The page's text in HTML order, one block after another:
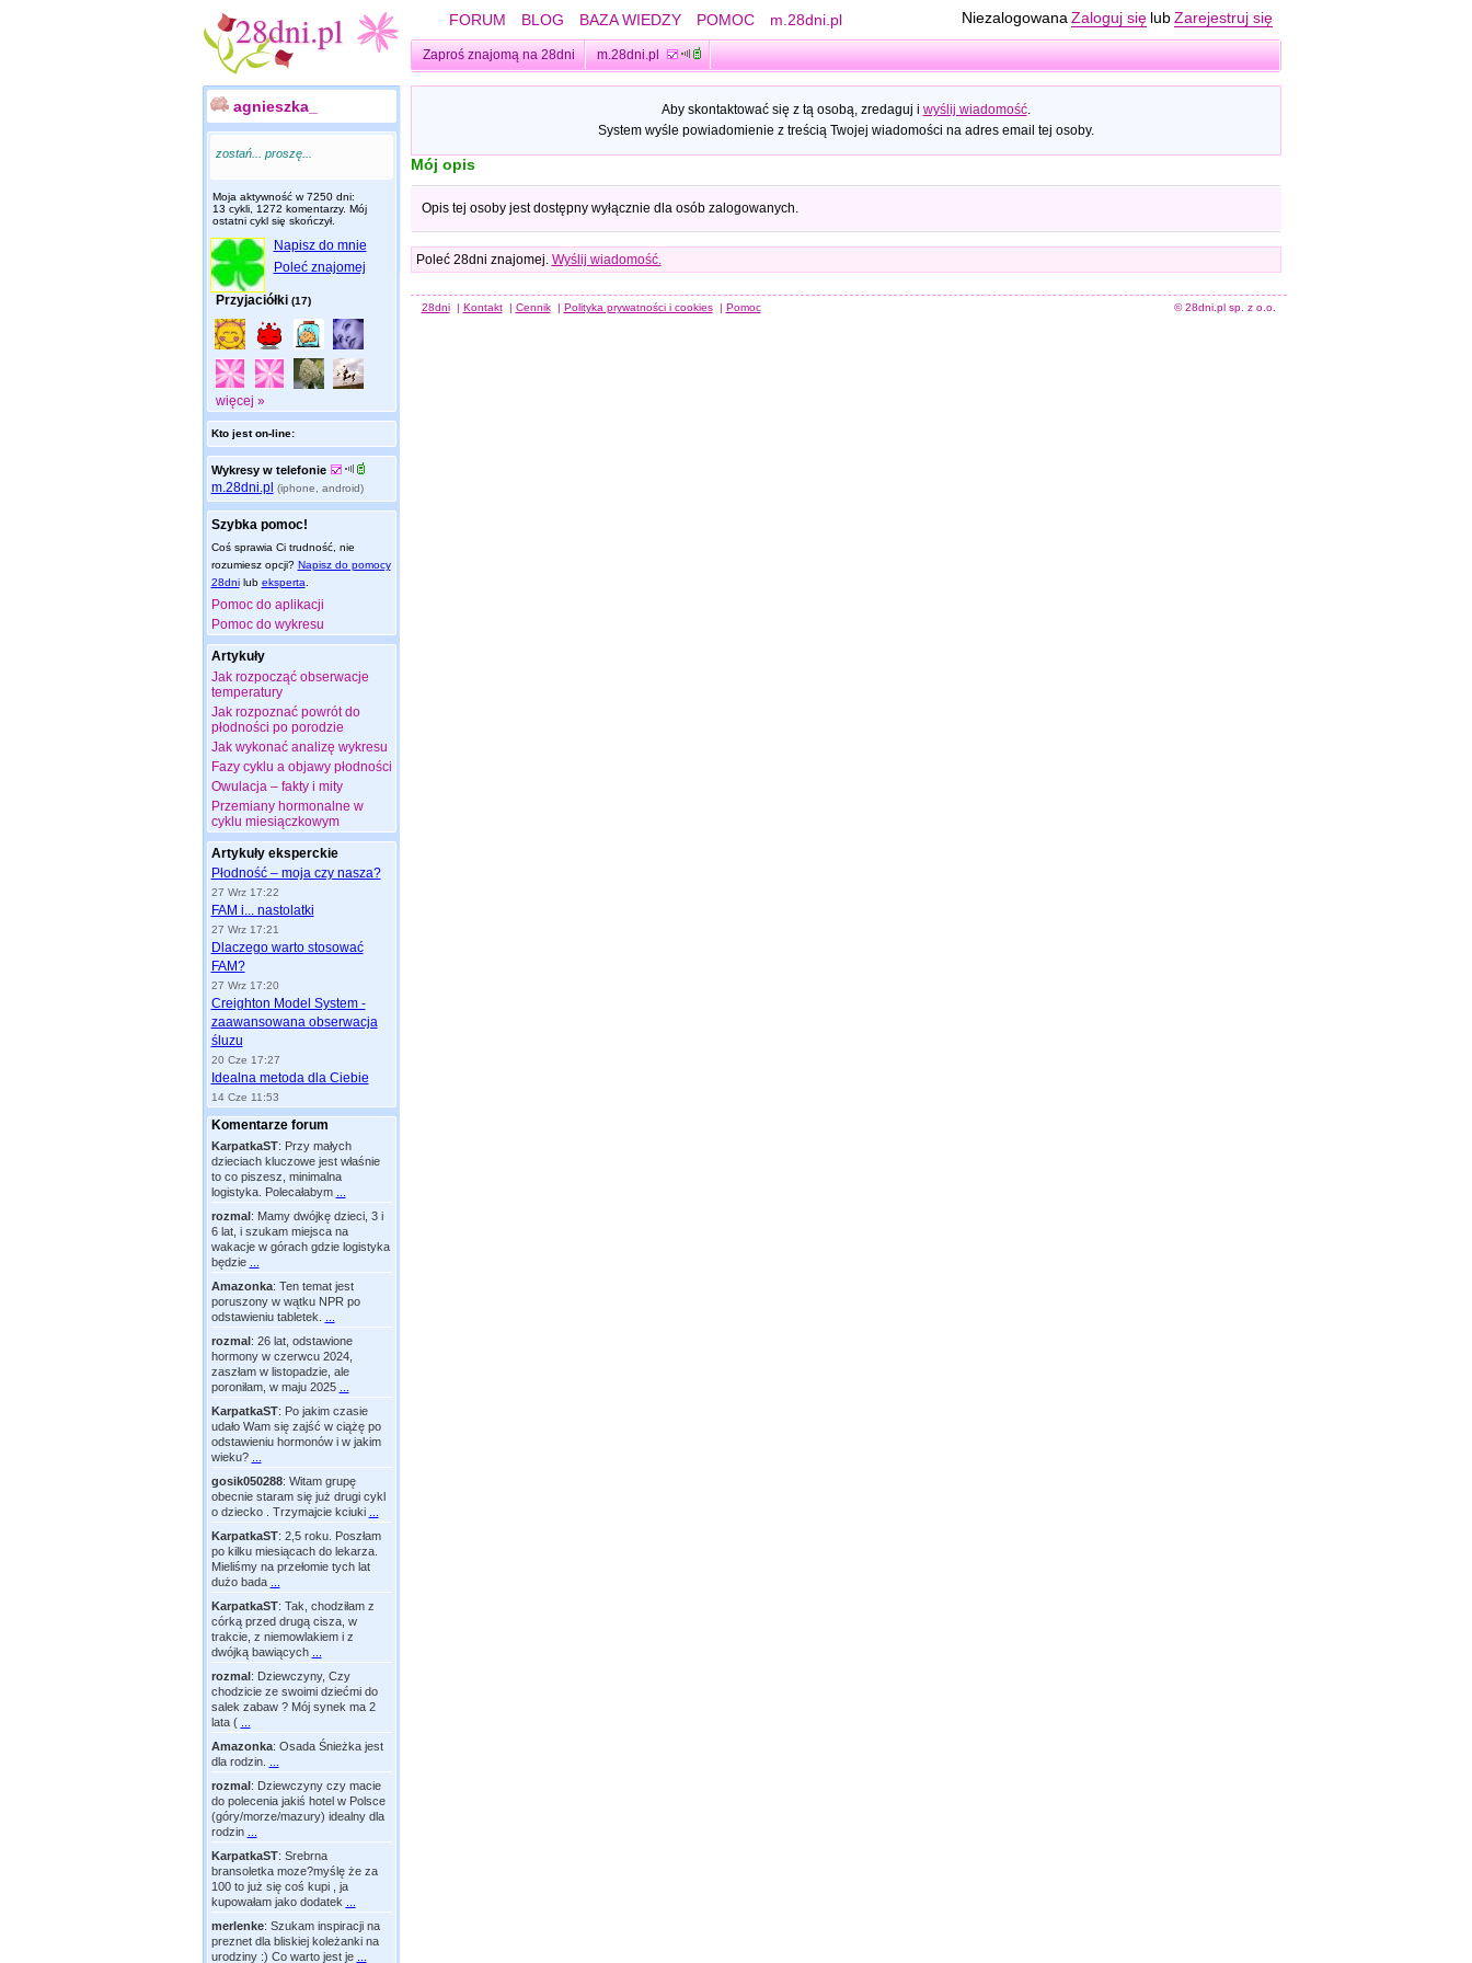
FORUM BLOG BAZA WIEDZY POMOC m.28dni.pl Niezalogowana Zaloguj się lub Zarejestruj się
Zaproś znajomą na 28dni m.28dni.pl
agnieszka_
zostań... proszę...
Moja aktywność w 7250 dni:
13 cykli, 1272 komentarzy. Mój
ostatni cykl się skończył.
Napisz do mnie
Poleć znajomej
Przyjaciółki (17)
więcej »
Kto jest on-line:
Wykresy w telefonie
m.28dni.pl (iphone, android)
Szybka pomoc!
Coś sprawia Ci trudność, nie
rozumiesz opcji? Napisz do pomocy
28dnilub eksperta
Pomoc do aplikacji
Pomoc do wykresu
Artykuły
Jak rozpocząć obserwacje
temperatury
Jak rozpoznać powrót do
płodności po porodzie
Jak wykonać analizę wykresu
Fazy cyklu a objawy płodności
Owulacja – fakty i mity
Przemiany hormonalne w
cyklu miesiączkowym
Artykuły eksperckie
Płodność – moja czy nasza?
27 Wrz 17:22
FAM i... nastolatki
27 Wrz 17:21
Dlaczego warto stosować
FAM?
27 Wrz 17:20
Creighton Model System -
zaawansowana obserwacja
śluzu
20 Cze 17:27
Idealna metoda dla Ciebie
14 Cze 11:53
Komentarze forum
KarpatkaST: Przy małych
dzieciach kluczowe jest właśnie
to co piszesz, minimalna
logistyka. Polecałabym
rozmal: Mamy dwójkę dzieci, 3 i
6 lat, i szukam miejsca na
wakacje w górach gdzie logistyka
będzie
Amazonka: Ten temat jest
poruszony w wątku NPR po
odstawieniu tabletek.
rozmal: 26 lat, odstawione
hormony w czerwcu 2024,
zaszłam w listopadzie, ale
poroniłam, w maju 2025
KarpatkaST: Po jakim czasie
udało Wam się zajść w ciążę po
odstawieniu hormonów i w jakim
wieku?
gosik050288: Witam grupę
obecnie staram się już drugi cykl
o dziecko . Trzymajcie kciuki
KarpatkaST: 2,5 roku. Poszłam
po kilku miesiącach do lekarza.
Mieliśmy na przełomie tych lat
dużo bada
KarpatkaST: Tak, chodziłam z
córką przed drugą cisza, w
trakcie, z niemowlakiem i z
dwójką bawiących
rozmal: Dziewczyny, Czy
chodzicie ze swoimi dziećmi do
salek zabaw ? Mój synek ma 2
lata (
Amazonka: Osada Śnieżka jest
dla rodzin.
rozmal: Dziewczyny czy macie
do polecenia jakiś hotel w Polsce
(góry/morze/mazury) idealny dla
rodzin
KarpatkaST: Srebrna
bransoletka moze?myślę że za
100 to już się coś kupi , ja
kupowałam jako dodatek
merlenke: Szukam inspiracji na
preznet dla bliskiej koleżanki na
urodziny :) Co warto jest je
Aby skontaktować się z tą osobą, zredaguj i wyślij wiadomość.
System wyśle powiadomienie z treścią Twojej wiadomości na adres email tej osoby.
Mój opis
Opis tej osoby jest dostępny wyłącznie dla osób zalogowanych.
Poleć 28dni znajomej. Wyślij wiadomość.
28dni | Kontakt | Cennik | Polityka prywatności i cookies | Pomoc © 28dni.pl sp. z o.o.